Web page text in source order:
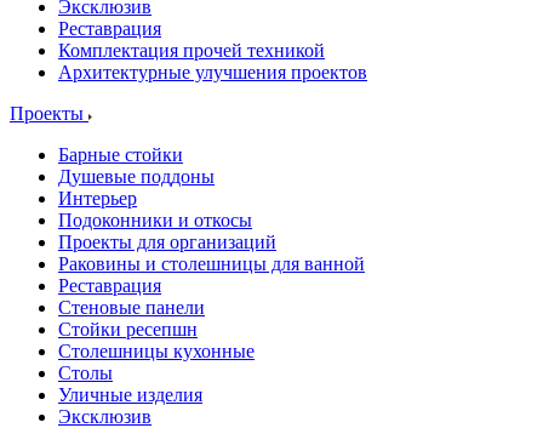
Эксклюзив
Реставрация
Комплектация прочей техникой
Архитектурные улучшения проектов
Проекты
Барные стойки
Душевые поддоны
Интерьер
Подоконники и откосы
Проекты для организаций
Раковины и столешницы для ванной
Реставрация
Стеновые панели
Стойки ресепшн
Столешницы кухонные
Столы
Уличные изделия
Эксклюзив